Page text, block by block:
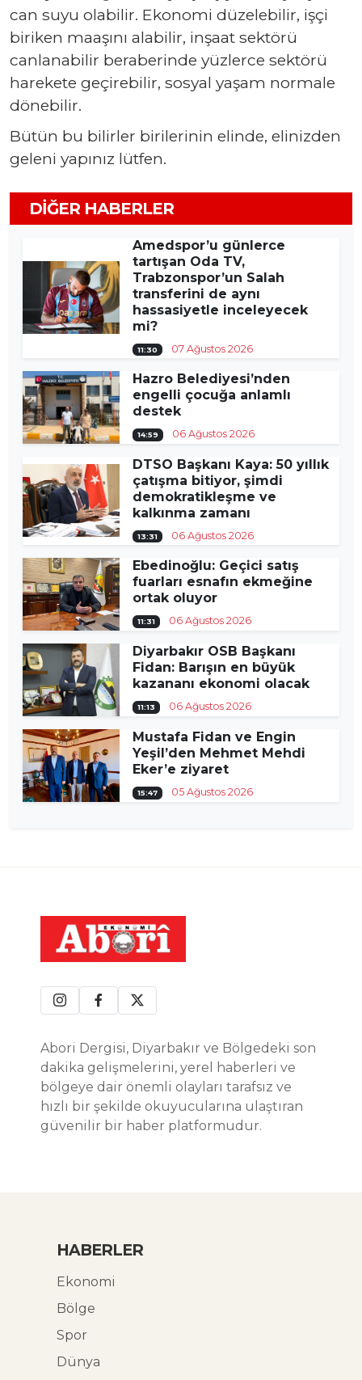
can suyu olabilir. Ekonomi düzelebilir, işçi
biriken maaşını alabilir, inşaat sektörü
canlanabilir beraberinde yüzlerce sektörü
harekete geçirebilir, sosyal yaşam normale
dönebilir.
Bütün bu bilirler birilerinin elinde, elinizden
geleni yapınız lütfen.
DIĞER HABERLER
Amedspor’u günlerce
tartışan Oda TV,
Trabzonspor’un Salah
transferini de aynı
hassasiyetle inceleyecek
mi?
11:30 07 Ağustos 2026
Hazro Belediyesi’nden
engelli çocuğa anlamlı
destek
14:59 06 Ağustos 2026
DTSO Başkanı Kaya: 50 yıllık
çatışma bitiyor, şimdi
demokratikleşme ve
kalkınma zamanı
13:31 06 Ağustos 2026
Ebedinoğlu: Geçici satış
fuarları esnafın ekmeğine
ortak oluyor
11:31 06 Ağustos 2026
Diyarbakır OSB Başkanı
Fidan: Barışın en büyük
kazananı ekonomi olacak
11:13 06 Ağustos 2026
Mustafa Fidan ve Engin
Yeşil’den Mehmet Mehdi
Eker’e ziyaret
15:47 05 Ağustos 2026
Abori Dergisi, Diyarbakır ve Bölgedeki son
dakika gelişmelerini, yerel haberleri ve
bölgeye dair önemli olayları tarafsız ve
hızlı bir şekilde okuyucularına ulaştıran
güvenilir bir haber platformudur.
HABERLER
Ekonomi
Bölge
Spor
Dünya